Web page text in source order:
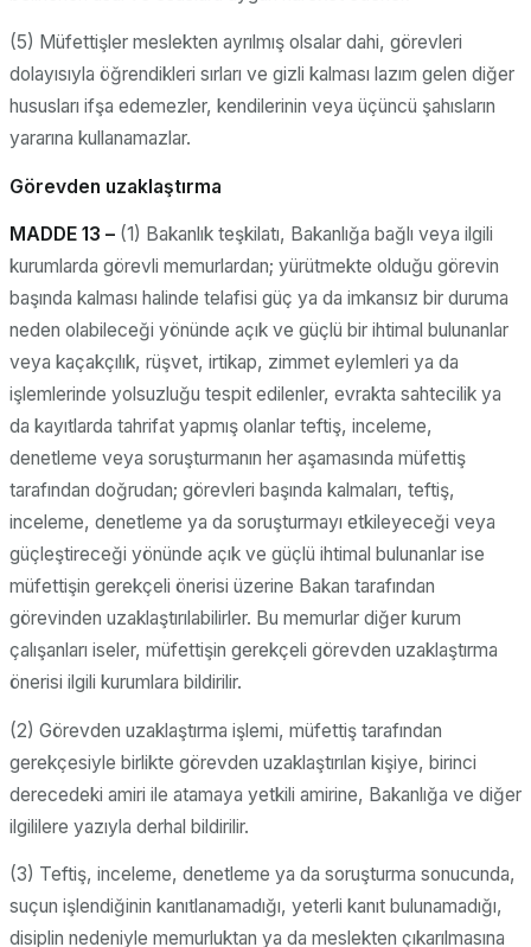
(5) Müfettişler meslekten ayrılmış olsalar dahi, görevleri
dolayısıyla öğrendikleri sırları ve gizli kalması lazım gelen diğer
hususları ifşa edemezler, kendilerinin veya üçüncü şahısların
yararına kullanamazlar.
Görevden uzaklaştırma
MADDE 13 – (1) Bakanlık teşkilatı, Bakanlığa bağlı veya ilgili
kurumlarda görevli memurlardan; yürütmekte olduğu görevin
başında kalması halinde telafisi güç ya da imkansız bir duruma
neden olabileceği yönünde açık ve güçlü bir ihtimal bulunanlar
veya kaçakçılık, rüşvet, irtikap, zimmet eylemleri ya da
işlemlerinde yolsuzluğu tespit edilenler, evrakta sahtecilik ya
da kayıtlarda tahrifat yapmış olanlar teftiş, inceleme,
denetleme veya soruşturmanın her aşamasında müfettiş
tarafından doğrudan; görevleri başında kalmaları, teftiş,
inceleme, denetleme ya da soruşturmayı etkileyeceği veya
güçleştireceği yönünde açık ve güçlü ihtimal bulunanlar ise
müfettişin gerekçeli önerisi üzerine Bakan tarafından
görevinden uzaklaştırılabilirler. Bu memurlar diğer kurum
çalışanları iseler, müfettişin gerekçeli görevden uzaklaştırma
önerisi ilgili kurumlara bildirilir.
(2) Görevden uzaklaştırma işlemi, müfettiş tarafından
gerekçesiyle birlikte görevden uzaklaştırılan kişiye, birinci
derecedeki amiri ile atamaya yetkili amirine, Bakanlığa ve diğer
ilgililere yazıyla derhal bildirilir.
(3) Teftiş, inceleme, denetleme ya da soruşturma sonucunda,
suçun işlendiğinin kanıtlanamadığı, yeterli kanıt bulunamadığı,
disiplin nedeniyle memurluktan ya da meslekten çıkarılmasına